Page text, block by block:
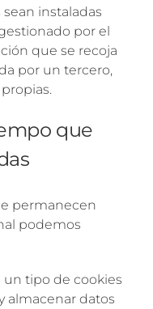
instaladas
por el
que se recoja
por un tercero,
que
permanecen
podemos
un tipo de cookies
almacenar datos